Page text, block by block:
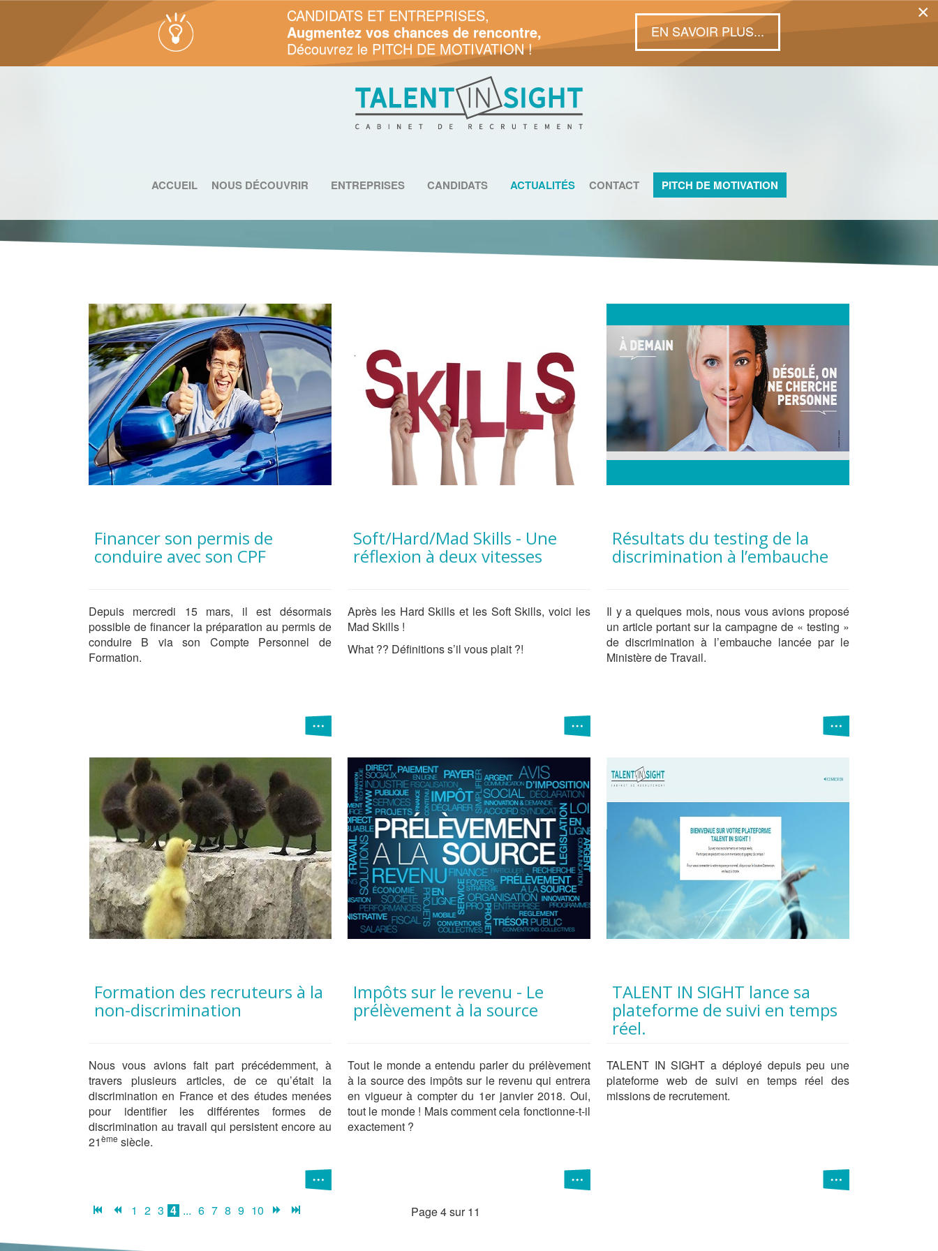
×
CANDIDATS ET ENTREPRISES,
Augmentez vos chances de rencontre,
Découvrez le PITCH DE MOTIVATION !
EN SAVOIR PLUS...
ACCUEIL NOUS DÉCOUVRIR ENTREPRISES CANDIDATS ACTUALITÉS CONTACT PITCH DE MOTIVATION
Financer son permis de
conduire avec son CPF
Depuis mercredi 15 mars, il est désormais
possible de financer la préparation au permis de
conduire B via son Compte Personnel de
Formation.
Soft/Hard/Mad Skills - Une
réflexion à deux vitesses
Après les Hard Skills et les Soft Skills, voici les
Mad Skills !
What ?? Définitions s’il vous plait ?!
Résultats du testing de la
discrimination à l’embauche
Il y a quelques mois, nous vous avions proposé
un article portant sur la campagne de « testing »
de discrimination à l’embauche lancée par le
Ministère de Travail.
Formation des recruteurs à la
non-discrimination
Nous vous avions fait part précédemment, à
travers plusieurs articles, de ce qu’était la
discrimination en France et des études menées
pour identifier les différentes formes de
discrimination au travail qui persistent encore au
21ème siècle.
Impôts sur le revenu - Le
prélèvement à la source
Tout le monde a entendu parler du prélèvement
à la source des impôts sur le revenu qui entrera
en vigueur à compter du 1er janvier 2018. Oui,
tout le monde ! Mais comment cela fonctionne-t-il
exactement ?
TALENT IN SIGHT lance sa
plateforme de suivi en temps
réel.
TALENT IN SIGHT a déployé depuis peu une
plateforme web de suivi en temps réel des
missions de recrutement.
Page 4 sur 11
1 2 3 4 ... 6 7 8 9 10